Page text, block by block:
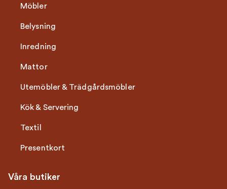
Möbler
Belysning
Inredning
Mattor
Utemöbler & Trädgårdsmöbler
Kök & Servering
Textil
Presentkort
Våra butiker